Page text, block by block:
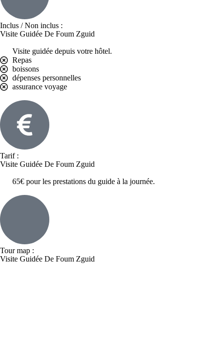
Inclus / Non inclus :
Visite Guidée De Foum Zguid
Visite guidée depuis votre hôtel.
Repas
boissons
dépenses personnelles
assurance voyage
Tarif :
Visite Guidée De Foum Zguid
65€ pour les prestations du guide à la journée.
Tour map :
Visite Guidée De Foum Zguid